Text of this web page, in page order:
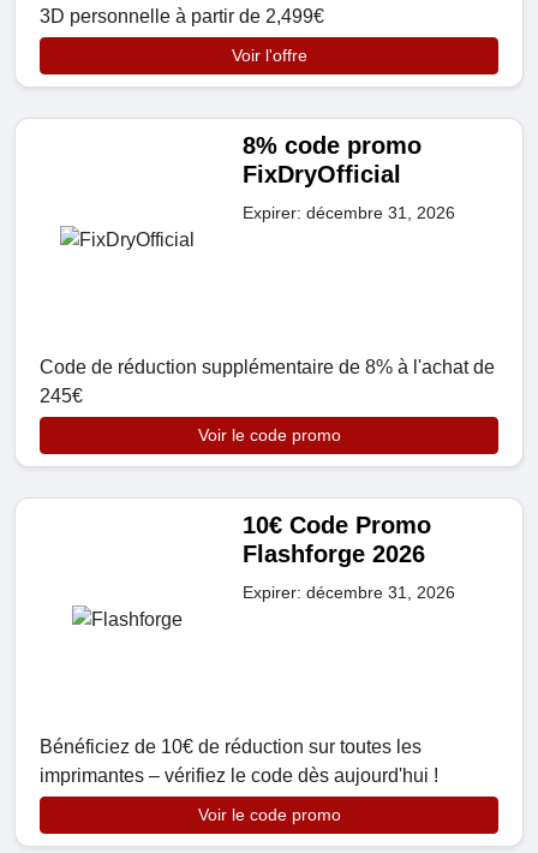
3D personnelle à partir de 2,499€
Voir l'offre
8% code promo
FixDryOfficial
Expirer: décembre 31, 2026
Code de réduction supplémentaire de 8% à l'achat de
245€
Voir le code promo
10€ Code Promo
Flashforge 2026
Expirer: décembre 31, 2026
Bénéficiez de 10€ de réduction sur toutes les
imprimantes – vérifiez le code dès aujourd'hui !
Voir le code promo